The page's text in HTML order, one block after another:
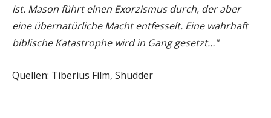
ist. Mason führt einen Exorzismus durch, der aber
eine übernatürliche Macht entfesselt. Eine wahrhaft
biblische Katastrophe wird in Gang gesetzt…"
Quellen: Tiberius Film, Shudder